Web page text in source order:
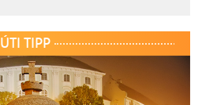
ÚTI TIPP